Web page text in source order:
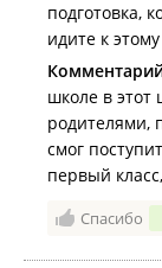
подготовка,
идите к
школе в этот
родителями,
смог
первый
Спасибо